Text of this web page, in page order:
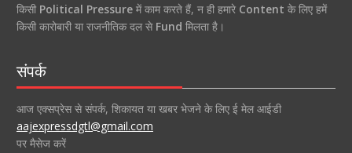
किसी Political Pressureमें काम करते हैं, न ही हमारे Content के लिए हमें
किसी कारोबारी या राजनीतिक दल से Fund मिलता है।
संपर्क
आज एक्सप्रेस से संपर्क, शिकायत या खबर भेजने के लिए ई मेल आईडी
aajexpressdgtl@gmail.com
पर मैसेज करें